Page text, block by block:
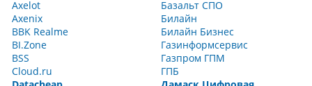
Axelot
Axenix
BBK Realme
BI.Zone
BSS
Cloud.ru
Базальт СПО
Билайн
Билайн Бизнес
Газинформсервис
Газпром ГПМ
ГПБ